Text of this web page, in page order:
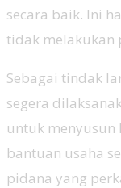
secara baik. Ini
tidak melakukan
Sebagai tindak
segera
untuk menyusun
bantuan usaha
pidana yang